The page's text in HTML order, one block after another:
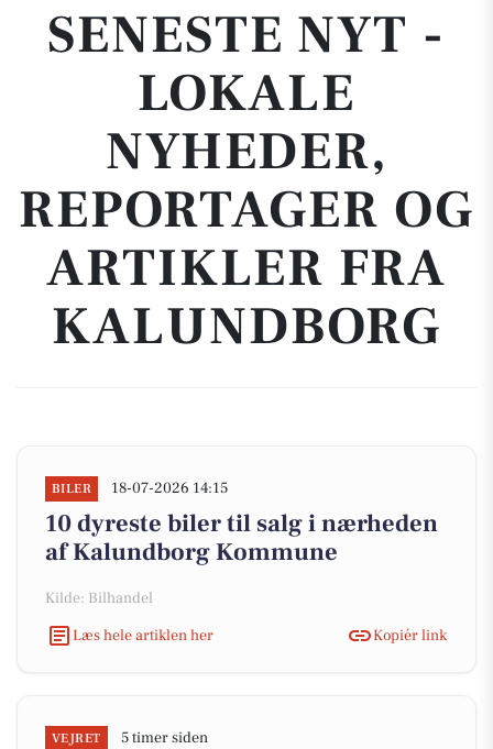
SENESTE NYT -
LOKALE
NYHEDER,
REPORTAGER OG
ARTIKLER FRA
KALUNDBORG
BILER 18-07-2026 14:15
10 dyreste biler til salg i nærheden
af Kalundborg Kommune
Kilde: Bilhandel
Læs hele artiklen her
Kopiér link
VEJRET 5 timer siden